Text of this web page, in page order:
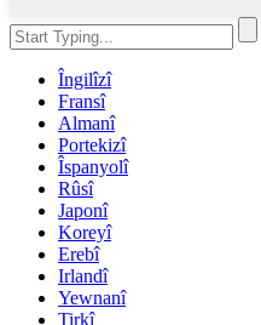
Îngilîzî
Fransî
Almanî
Portekizî
Îspanyolî
Rûsî
Japonî
Koreyî
Erebî
Irlandî
Yewnanî
Tirkî